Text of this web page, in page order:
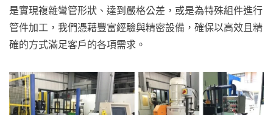
是實現複雜彎管形狀、達到嚴格公差，或是為特殊組件進行
管件加工，我們憑藉豐富經驗與精密設備，確保以高效且精
確的方式滿足客戶的各項需求。